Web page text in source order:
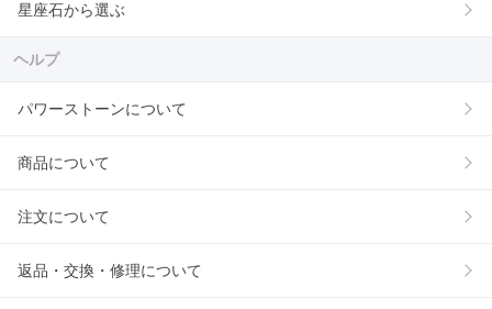
星座石から選ぶ
ヘルプ
パワーストーンについて
商品について
注文について
返品・交換・修理について